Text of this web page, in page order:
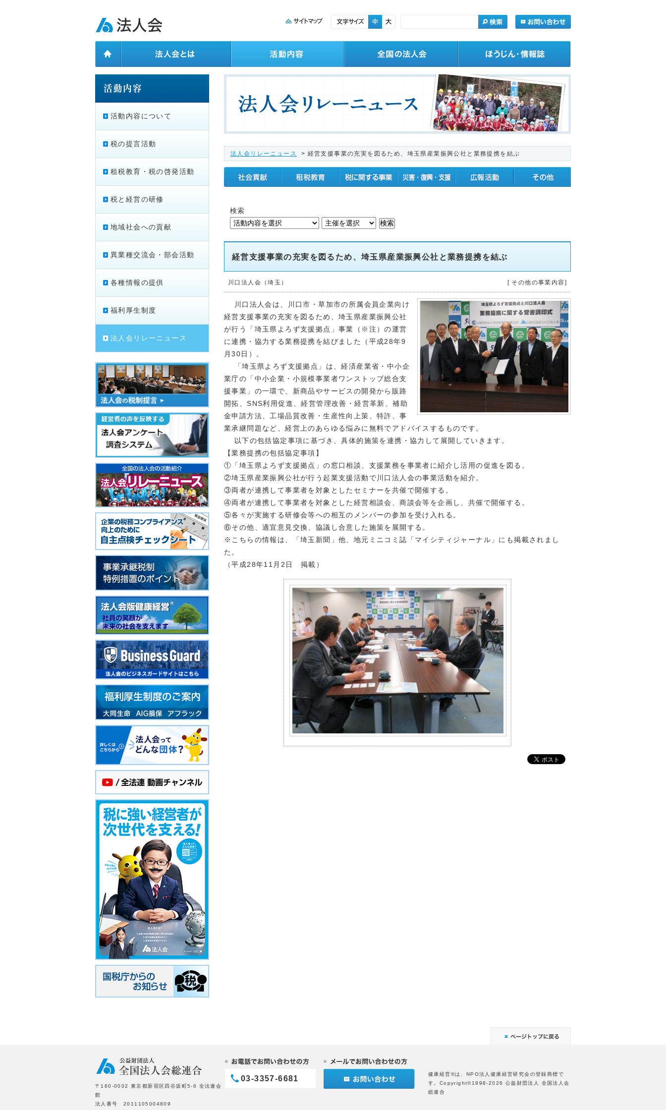
法人会リレーニュース > 経営支援事業の充実を図るため、埼玉県産業振興公社と業務提携を結ぶ
社会貢献 租税教育 税に関する事業 震災復興支援・応援広報活動 その他
検索
経営支援事業の充実を図るため、埼玉県産業振興公社と業務提携を結ぶ
川口法人会（埼玉） [ その他の事業内容]
川口法人会は、川口市・草加市の所属会員企業向け
経営支援事業の充実を図るため、埼玉県産業振興公社
が行う「埼玉県よろず支援拠点」事業（※注）の運営
に連携・協力する業務提携を結びました（平成28年9
月30日）。
「埼玉県よろず支援拠点」は、経済産業省・中小企
業庁の「中小企業・小規模事業者ワンストップ総合支
援事業」の一環で、新商品やサービスの開発から販路
開拓、SNS利用促進、経営管理改善・経営革新、補助
金申請方法、工場品質改善・生産性向上策、特許、事
業承継問題など、経営上のあらゆる悩みに無料でアドバイスするものです。
以下の包括協定事項に基づき、具体的施策を連携・協力して展開していきます。
【業務提携の包括協定事項】
①「埼玉県よろず支援拠点」の窓口相談、支援業務を事業者に紹介し活用の促進を図る。
②埼玉県産業振興公社が行う起業支援活動で川口法人会の事業活動を紹介。
③両者が連携して事業者を対象としたセミナーを共催で開催する。
④両者が連携して事業者を対象とした経営相談会、商談会等を企画し、共催で開催する。
⑤各々が実施する研修会等への相互のメンバーの参加を受け入れる。
⑥その他、適宜意見交換、協議し合意した施策を展開する。
※こちらの情報は、「埼玉新聞」他、地元ミニコミ誌「マイシティジャーナル」にも掲載されまし
た。
（平成28年11月2日 掲載）
活動内容について
税の提言活動
租税教育・税の啓発活動
税と経営の研修
地域社会への貢献
異業種交流会・部会活動
各種情報の提供
福利厚生制度
法人会リレーニュース
〒160-0002 東京都新宿区四谷坂町5-6 全法連会
館
法人番号 2011105004809
03-3357-6681
健康経営®は、NPO法人健康経営研究会の登録商標で
す。Copyright©1998-2026 公益財団法人 全国法人会
総連合